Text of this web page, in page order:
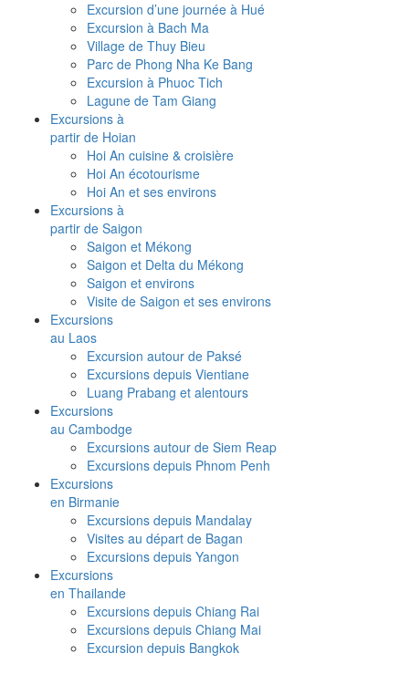
Excursion d’une journée à Hué
Excursion à Bach Ma
Village de Thuy Bieu
Parc de Phong Nha Ke Bang
Excursion à Phuoc Tich
Lagune de Tam Giang
Excursions à
partir de Hoian
Hoi An cuisine & croisière
Hoi An écotourisme
Hoi An et ses environs
Excursions à
partir de Saigon
Saigon et Mékong
Saigon et Delta du Mékong
Saigon et environs
Visite de Saigon et ses environs
Excursions
au Laos
Excursion autour de Paksé
Excursions depuis Vientiane
Luang Prabang et alentours
Excursions
au Cambodge
Excursions autour de Siem Reap
Excursions depuis Phnom Penh
Excursions
en Birmanie
Excursions depuis Mandalay
Visites au départ de Bagan
Excursions depuis Yangon
Excursions
en Thailande
Excursions depuis Chiang Rai
Excursions depuis Chiang Mai
Excursion depuis Bangkok